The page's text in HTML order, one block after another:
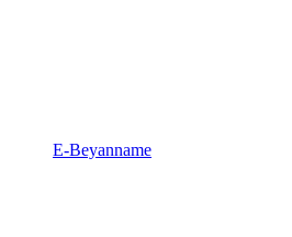
E-Beyanname